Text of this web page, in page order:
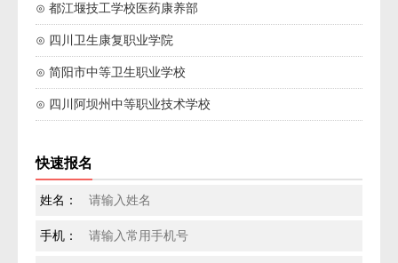
⊙ 都江堰技工学校医药康养部
⊙ 四川卫生康复职业学院
⊙ 简阳市中等卫生职业学校
⊙ 四川阿坝州中等职业技术学校
快速报名
姓名：
手机：